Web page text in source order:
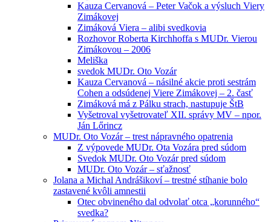
Kauza Cervanová – Peter Vačok a výsluch Viery
Zimákovej
Zimáková Viera – alibi svedkovia
Rozhovor Roberta Kirchhoffa s MUDr. Vierou
Zimákovou – 2006
Meliška
svedok MUDr. Oto Vozár
Kauza Cervanová – násilné akcie proti sestrám
Cohen a odsúdenej Viere Zimákovej – 2. časť
Zimáková má z Pálku strach, nastupuje ŠtB
Vyšetroval vyšetrovateľ XII. správy MV – npor.
Ján Lőrincz
MUDr. Oto Vozár – trest nápravného opatrenia
Z výpovede MUDr. Ota Vozára pred súdom
Svedok MUDr. Oto Vozár pred súdom
MUDr. Oto Vozár – sťažnosť
Jolana a Michal Andrášikoví – trestné stíhanie bolo
zastavené kvôli amnestii
Otec obvineného dal odvolať otca „korunného“
svedka?